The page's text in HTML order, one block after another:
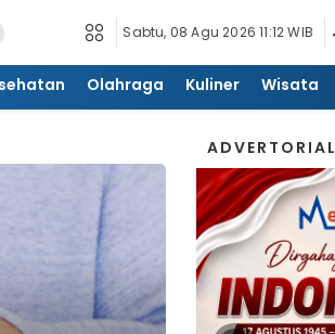
Sabtu, 08 Agu 2026 11:12 WIB
Olahraga Kuliner Wisata
ADVERTORIAL